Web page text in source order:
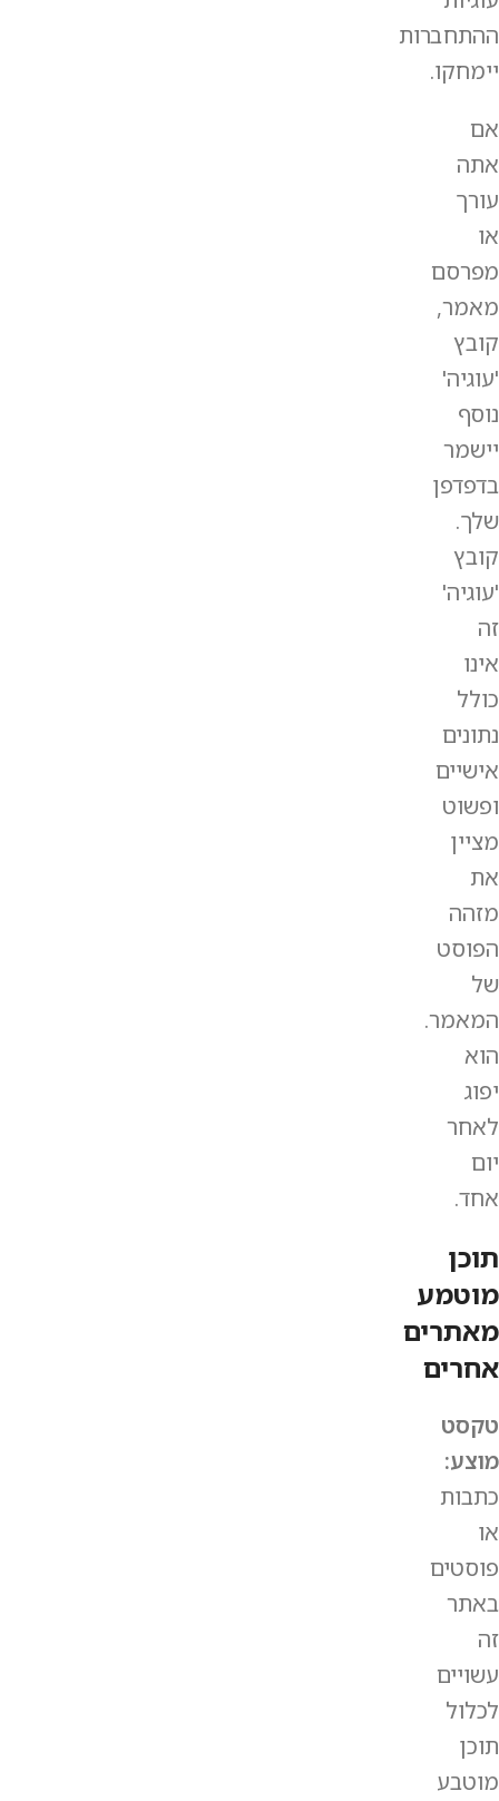
ההתחברות
יימחקו.
אם
אתה
עורך
או
מפרסם
מאמר,
קובץ
'עוגיה'
נוסף
יישמר
בדפדפן
שלך.
קובץ
'עוגיה'
זה
אינו
כולל
נתונים
אישיים
ופשוט
מציין
את
מזהה
הפוסט
של
המאמר.
הוא
יפוג
לאחר
יום
אחד.
תוכן
מוטמע
מאתרים
אחרים
טקסט
מוצע:
כתבות
או
פוסטים
באתר
זה
עשויים
לכלול
תוכן
מוטבע